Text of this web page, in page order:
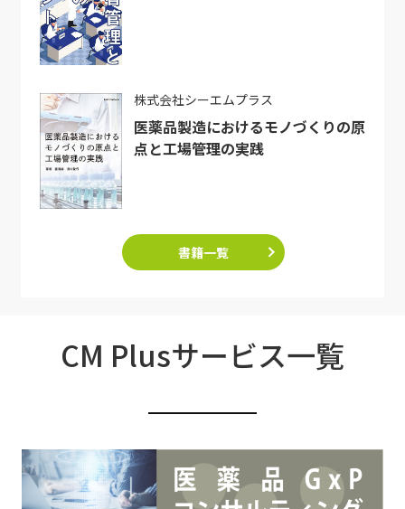
株式会社シーエムプラス
医薬品製造におけるモノづくりの原
点と工場管理の実践
書籍一覧
CM Plusサービス一覧